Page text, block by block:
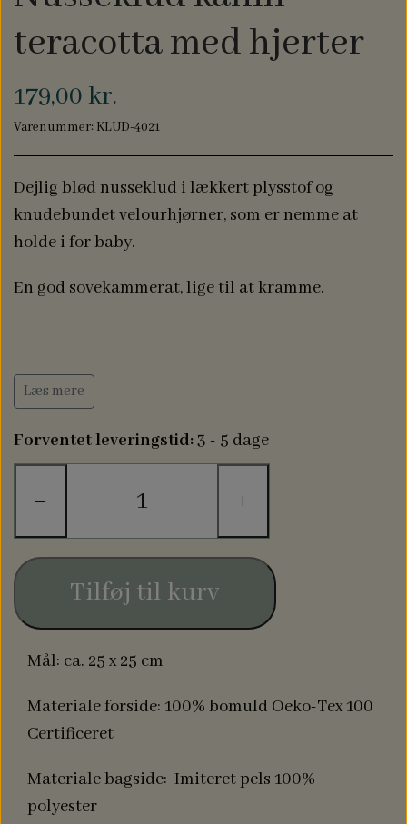
NAVN PÅ DÅBSKJOLE
BABYLØJER HOME
EDITION
BRILLE ETUIER
COMPUTER SLEEVES
teracotta med hjerter
179,00 kr.
Varenummer: KLUD-4021
Dejlig blød nusseklud i lækkert plysstof og
knudebundet velourhjørner, som er nemme at
holde i for baby.
En god sovekammerat, lige til at kramme.
Læs mere
Forventet leveringstid:3 - 5 dage
− +
Tilføj til kurv
Mål: ca. 25 x 25 cm
Materiale forside: 100% bomuld Oeko-Tex 100
Certificeret
Materiale bagside: Imiteret pels 100%
polyester